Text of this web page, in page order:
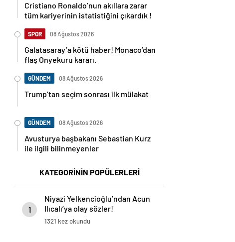
Cristiano Ronaldo’nun akıllara zarar
tüm kariyerinin istatistiğini çıkardık !
SPOR 08 Ağustos 2026
Galatasaray’a kötü haber! Monaco’dan
flaş Onyekuru kararı.
GÜNDEM 08 Ağustos 2026
Trump’tan seçim sonrası ilk mülakat
GÜNDEM 08 Ağustos 2026
Avusturya başbakanı Sebastian Kurz
ile ilgili bilinmeyenler
KATEGORİNİN POPÜLERLERİ
1
Niyazi Yelkencioğlu’ndan Acun
Ilıcalı’ya olay sözler!
1321 kez okundu